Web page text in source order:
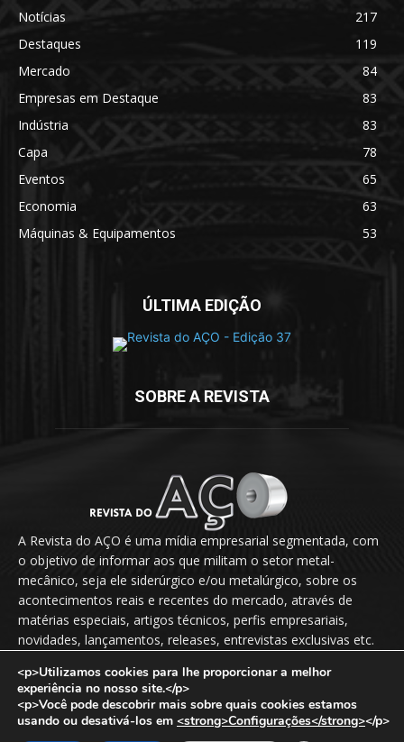
Notícias
217
Destaques
119
Mercado
84
Empresas em Destaque
83
Indústria
83
Capa
78
Eventos
65
Economia
63
Máquinas & Equipamentos
53
ÚLTIMA EDIÇÃO
SOBRE A REVISTA
A Revista do AÇO é uma mídia empresarial segmentada, com
o objetivo de informar aos que militam o setor metal-
mecânico, seja ele siderúrgico e/ou metalúrgico, sobre os
acontecimentos reais e recentes do mercado, através de
matérias especiais, artigos técnicos, perfis empresariais,
novidades, lançamentos, releases, entrevistas exclusivas etc.
Fale Conosco: vendas@revistadoaco.com.br
Copyright © 2024Revista do Aço. Todos os direitos reservados.
<p>Utilizamos cookies para lhe proporcionar a melhor
experiência no nosso site.</p>
<p>Você pode descobrir mais sobre quais cookies estamos
usando ou desativá-los em <strong>Configurações</strong></p>